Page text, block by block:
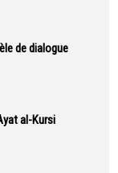
de dialogue
al-Kursi